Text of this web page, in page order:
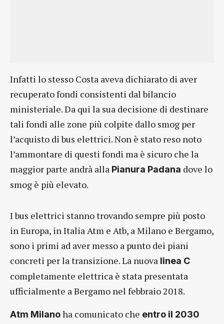
Infatti lo stesso Costa aveva dichiarato di aver
recuperato fondi consistenti dal bilancio
ministeriale. Da qui la sua decisione di destinare
tali fondi alle zone più colpite dallo smog per
l’acquisto di bus elettrici. Non è stato reso noto
l’ammontare di questi fondi ma è sicuro che la
maggior parte andrà alla Pianura Padana dove lo
smog è più elevato.
I bus elettrici stanno trovando sempre più posto
in Europa, in Italia Atm e Atb, a Milano e Bergamo,
sono i primi ad aver messo a punto dei piani
concreti per la transizione. La nuova linea C
completamente elettrica è stata presentata
ufficialmente a Bergamo nel febbraio 2018.
Atm Milanoha comunicato che entro il 2030